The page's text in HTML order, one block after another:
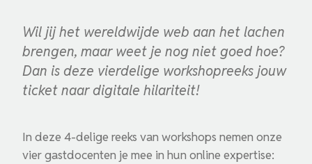
Wil jij het wereldwijde web aan het lachen
brengen, maar weet je nog niet goed hoe?
Dan is deze vierdelige workshopreeks jouw
ticket naar digitale hilariteit!
In deze 4-delige reeks van workshops nemen onze
vier gastdocenten je mee in hun online expertise: